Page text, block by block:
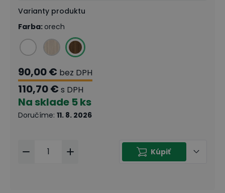
Varianty produktu
Farba: orech
90,00 € bez DPH
110,70 € s DPH
Na sklade 5 ks
Doručíme: 11. 8. 2026
Kúpiť